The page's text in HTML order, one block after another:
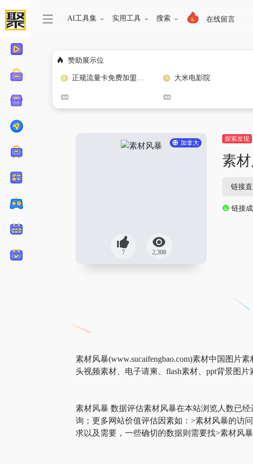
AI工具集 实用工具 搜索 在线留言
赞助展示位
正规流量卡免费加盟合作 大米电影院
加拿大
7 2,308
探索发现
素
链接
链接
素材风暴(www.sucaifengbao.com)素材中国图片
头视频素材、电子请柬、flash素材、ppt背景图片
素材风暴 数据评估素材风暴在本站浏览人数已经
询；更多网站价值评估因素如：>素材风暴的访
求以及需要，一些确切的数据则需要找>素材风